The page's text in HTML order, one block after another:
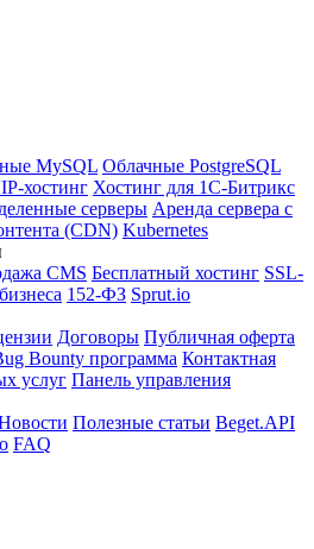
MySQL Облачные PostgreSQL
хостинг Хостинг для 1C-Битрикс
серверы Аренда сервера с
(CDN) Kubernetes
CMS Бесплатный хостинг SSL-
152-ФЗ Sprut.io
Договоры Публичная оферта
Bounty программа Контактная
услуг Панель управления
Полезные статьи Beget.API
FAQ